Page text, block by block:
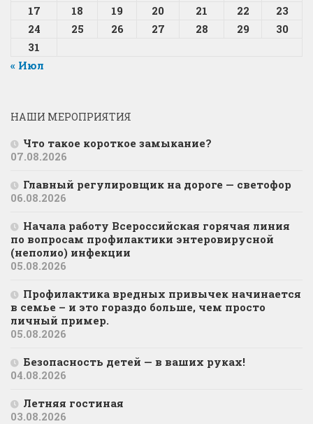
17
18 19 20 21 22
23
24
25 26 27 28 29
30
31
« Июл
НАШИ МЕРОПРИЯТИЯ
Что такое короткое замыкание?
07.08.2026
Главный регулировщик на дороге — светофор
06.08.2026
Начала работу Всероссийская горячая линия
по вопросам профилактики энтеровирусной
(неполио) инфекции
05.08.2026
Профилактика вредных привычек начинается
в семье – и это гораздо больше, чем просто
личный пример.
05.08.2026
Безопасность детей — в ваших руках!
04.08.2026
Летняя гостиная
03.08.2026